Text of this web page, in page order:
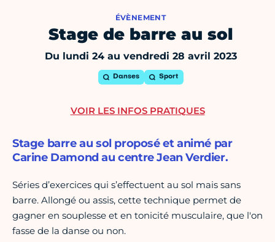
ÉVÈNEMENT
Stage de barre au sol
Du lundi 24 au vendredi 28 avril 2023
Danses Sport
Stage barre au sol proposé et animé par
Carine Damond au centre Jean Verdier.
Séries d’exercices qui s’effectuent au sol mais sans
barre. Allongé ou assis, cette technique permet de
gagner en souplesse et en tonicité musculaire, que l'on
fasse de la danse ou non.
VOIR LES INFOS PRATIQUES